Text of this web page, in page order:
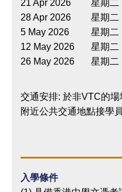
21 Apr 2026
星期二
28 Apr 2026
星期二
5 May 2026
星期二
12 May 2026
星期二
26 May 2026
星期二
交通安排: 於非VTC的
附近公共交通地點接學
入學條件